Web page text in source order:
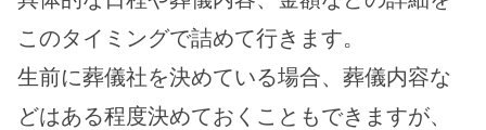
このタイミングで詰めて行きます。
生前に葬儀社を決めている場合、葬儀内容な
どはある程度決めておくこともできますが、